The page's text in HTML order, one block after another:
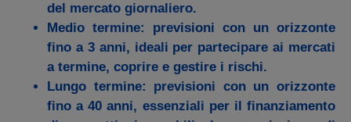
del mercato giornaliero.
Medio termine: previsioni con un orizzonte
fino a 3 anni, ideali per partecipare ai mercati
a termine, coprire e gestire i rischi.
Lungo termine: previsioni con un orizzonte
fino a 40 anni, essenziali per il finanziamento